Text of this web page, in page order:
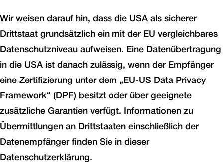
Wir weisen darauf hin, dass die USA als sicherer
Drittstaat grundsätzlich ein mit der EU vergleichbares
Datenschutzniveau aufweisen. Eine Datenübertragung
in die USA ist danach zulässig, wenn der Empfänger
eine Zertifizierung unter dem „EU-US Data Privacy
Framework“ (DPF) besitzt oder über geeignete
zusätzliche Garantien verfügt. Informationen zu
Übermittlungen an Drittstaaten einschließlich der
Datenempfänger finden Sie in dieser
Datenschutzerklärung.